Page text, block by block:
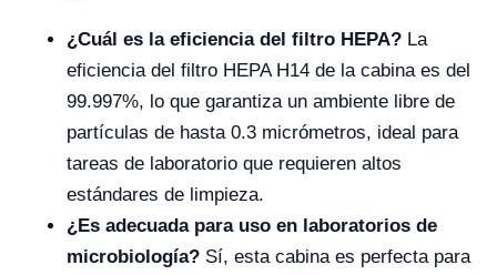
¿Cuál es la eficiencia del filtro HEPA? La
eficiencia del filtro HEPA H14 de la cabina es del
99.997%, lo que garantiza un ambiente libre de
partículas de hasta 0.3 micrómetros, ideal para
tareas de laboratorio que requieren altos
estándares de limpieza.
¿Es adecuada para uso en laboratorios de
microbiología? Sí, esta cabina es perfecta para